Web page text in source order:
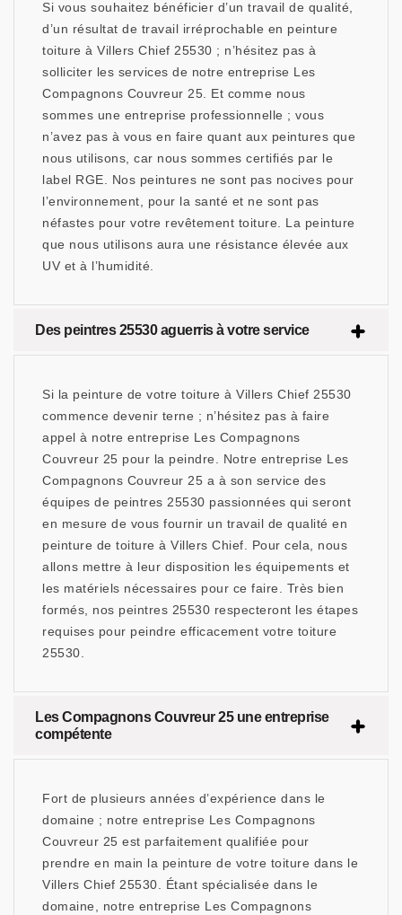
Si vous souhaitez bénéficier d’un travail de qualité,
d’un résultat de travail irréprochable en peinture
toiture à Villers Chief 25530 ; n’hésitez pas à
solliciter les services de notre entreprise Les
Compagnons Couvreur 25. Et comme nous
sommes une entreprise professionnelle ; vous
n’avez pas à vous en faire quant aux peintures que
nous utilisons, car nous sommes certifiés par le
label RGE. Nos peintures ne sont pas nocives pour
l’environnement, pour la santé et ne sont pas
néfastes pour votre revêtement toiture. La peinture
que nous utilisons aura une résistance élevée aux
UV et à l’humidité.
Des peintres 25530 aguerris à votre service
Si la peinture de votre toiture à Villers Chief 25530
commence devenir terne ; n’hésitez pas à faire
appel à notre entreprise Les Compagnons
Couvreur 25 pour la peindre. Notre entreprise Les
Compagnons Couvreur 25 a à son service des
équipes de peintres 25530 passionnées qui seront
en mesure de vous fournir un travail de qualité en
peinture de toiture à Villers Chief. Pour cela, nous
allons mettre à leur disposition les équipements et
les matériels nécessaires pour ce faire. Très bien
formés, nos peintres 25530 respecteront les étapes
requises pour peindre efficacement votre toiture
25530.
Les Compagnons Couvreur 25 une entreprise
compétente
Fort de plusieurs années d’expérience dans le
domaine ; notre entreprise Les Compagnons
Couvreur 25 est parfaitement qualifiée pour
prendre en main la peinture de votre toiture dans le
Villers Chief 25530. Étant spécialisée dans le
domaine, notre entreprise Les Compagnons